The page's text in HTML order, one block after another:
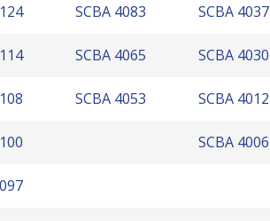
SCBA 4083 SCBA 4037
SCBA 4065 SCBA 4030
SCBA 4053 SCBA 4012
SCBA 4006